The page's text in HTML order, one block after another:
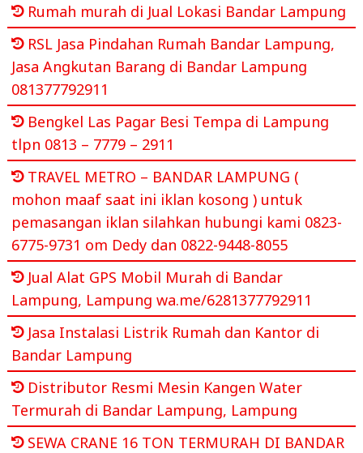
Rumah murah di Jual Lokasi Bandar Lampung
RSL Jasa Pindahan Rumah Bandar Lampung,
Jasa Angkutan Barang di Bandar Lampung
081377792911
Bengkel Las Pagar Besi Tempa di Lampung
tlpn 0813 – 7779 – 2911
TRAVEL METRO – BANDAR LAMPUNG (
mohon maaf saat ini iklan kosong ) untuk
pemasangan iklan silahkan hubungi kami 0823-
6775-9731 om Dedy dan 0822-9448-8055
Jual Alat GPS Mobil Murah di Bandar
Lampung, Lampung wa.me/6281377792911
Jasa Instalasi Listrik Rumah dan Kantor di
Bandar Lampung
Distributor Resmi Mesin Kangen Water
Termurah di Bandar Lampung, Lampung
SEWA CRANE 16 TON TERMURAH DI BANDAR